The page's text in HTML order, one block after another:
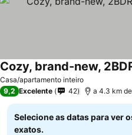
Casa/apartamento inteiro
9,2 Excelente 42 a 4.3 km
Selecione as datas para ver
exatos.